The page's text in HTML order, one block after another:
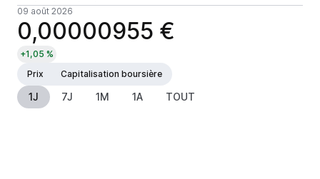
09 août 2026
0,00000955 €
+1,05 %
Prix
Capitalisation boursière
1J 7J 1M 1A TOUT